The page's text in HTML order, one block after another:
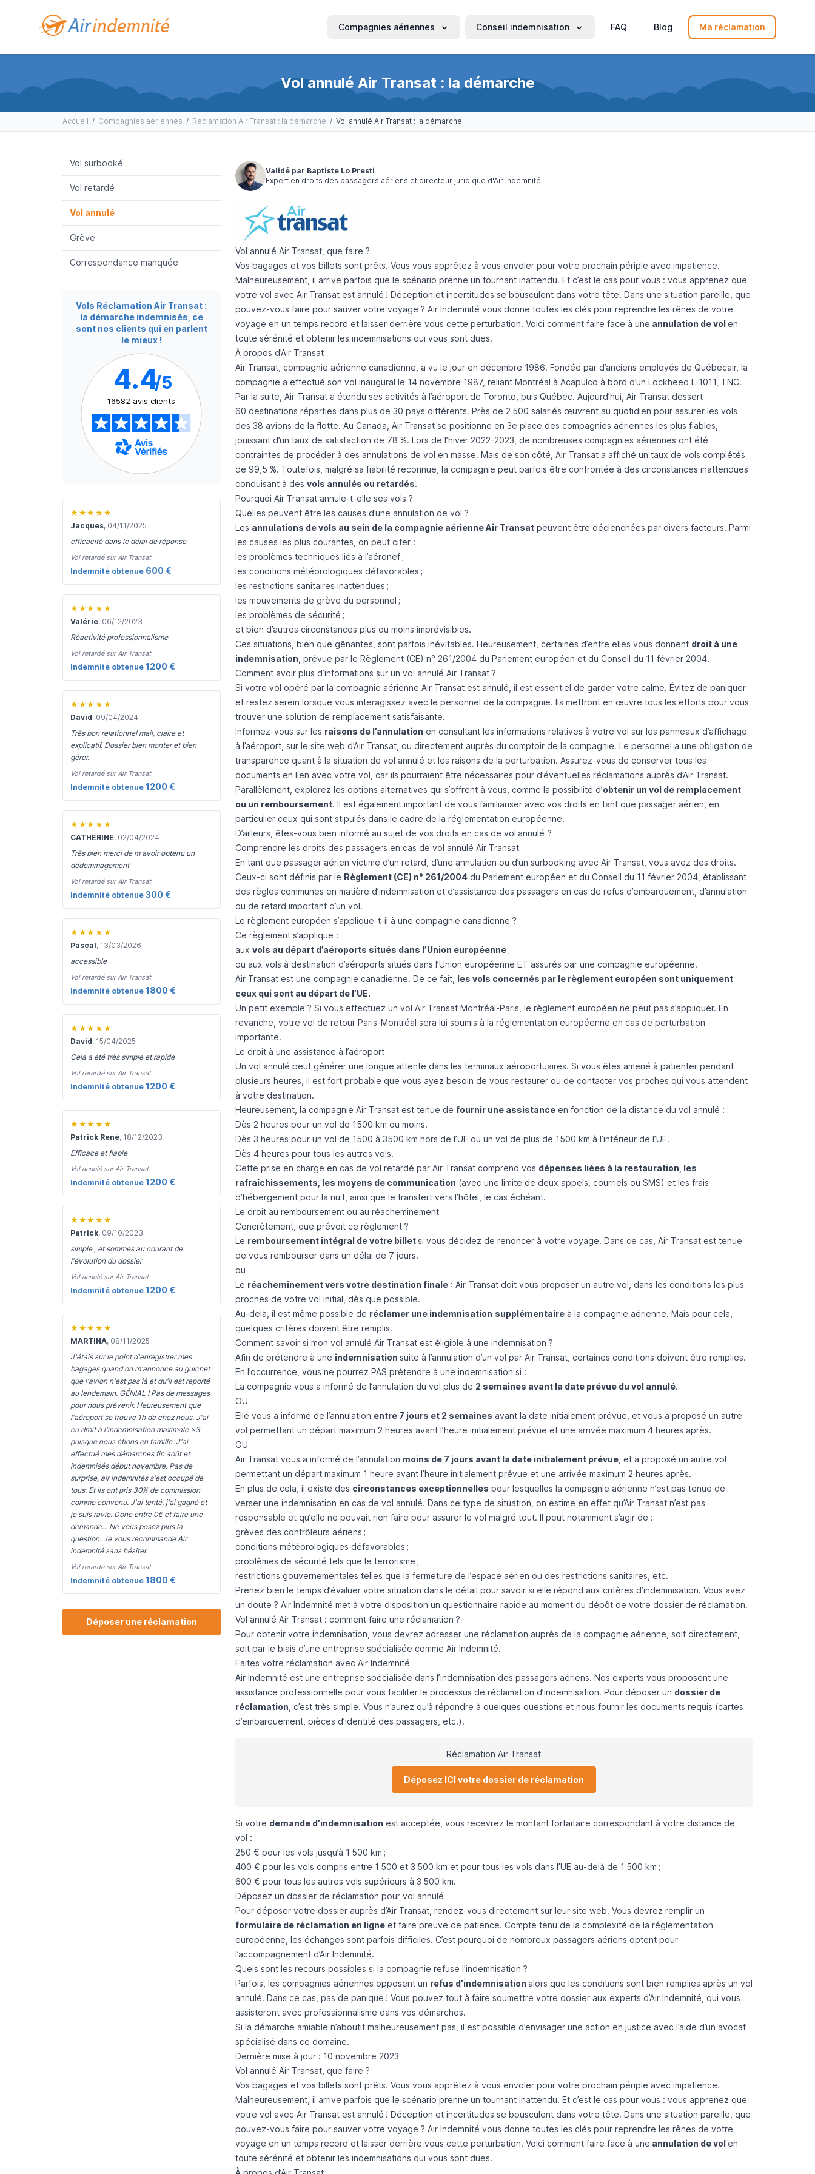
Compagnies aériennes Conseil indemnisation FAQ Blog Ma réclamation
Vol annulé Air Transat : la démarche
Accueil / Compagnies aériennes / Réclamation Air Transat : la démarche / Vol annulé Air Transat : la démarche
Vol surbooké
Vol retardé
Vol annulé
Grève
Correspondance manquée
Vols Réclamation Air Transat :
la démarche indemnisés, ce
sont nos clients qui en parlent
le mieux !
4.4/5
16582 avis clients
★★★★★
Jacques, 04/11/2025
efficacité dans le délai de réponse
Vol retardé sur Air Transat
Indemnité obtenue 600 €
★★★★★
Valérie, 06/12/2023
Réactivité professionnalisme
Vol retardé sur Air Transat
Indemnité obtenue 1200 €
★★★★★
David, 09/04/2024
Très bon relationnel mail, claire et
explicatif. Dossier bien monter et bien
gérer.
Vol retardé sur Air Transat
Indemnité obtenue 1200 €
★★★★★
CATHERINE, 02/04/2024
Très bien merci de m avoir obtenu un
dédommagement
Vol retardé sur Air Transat
Indemnité obtenue 300 €
★★★★★
Pascal, 13/03/2026
accessible
Vol retardé sur Air Transat
Indemnité obtenue 1800 €
★★★★★
David, 15/04/2025
Cela a été très simple et rapide
Vol retardé sur Air Transat
Indemnité obtenue 1200 €
★★★★★
Patrick René, 18/12/2023
Efficace et fiable
Vol annulé sur Air Transat
Indemnité obtenue 1200 €
★★★★★
Patrick, 09/10/2023
simple , et sommes au courant de
l'évolution du dossier
Vol annulé sur Air Transat
Indemnité obtenue 1200 €
★★★★★
MARTINA, 08/11/2025
J'étais sur le point d'enregistrer mes
bagages quand on m'annonce au guichet
que l'avion n'est pas là et qu'il est reporté
au lendemain. GÉNIAL ! Pas de messages
pour nous prévenir. Heureusement que
l'aéroport se trouve 1h de chez nous. J'ai
eu droit à l'indemnisation maximale ×3
puisque nous étions en famille. J'ai
effectué mes démarches fin août et
indemnisés début novembre. Pas de
surprise, air indemnités s'est occupé de
tous. Et ils ont pris 30% de commission
comme convenu. J'ai tenté, j'ai gagné et
je suis ravie. Donc entre 0€ et faire une
demande... Ne vous posez plus la
question. Je vous recommande Air
indemnité sans hésiter.
Vol retardé sur Air Transat
Indemnité obtenue 1800 €
Déposer une réclamation
Validé par Baptiste Lo Presti
Expert en droits des passagers aériens et directeur juridique d'Air Indemnité
Vol annulé Air Transat, que faire ?
Vos bagages et vos billets sont prêts. Vous vous apprêtez à vous envoler pour votre prochain périple avec impatience.
Malheureusement, il arrive parfois que le scénario prenne un tournant inattendu. Et c’est le cas pour vous : vous apprenez que
votre vol avec Air Transat est annulé ! Déception et incertitudes se bousculent dans votre tête. Dans une situation pareille, que
pouvez-vous faire pour sauver votre voyage ? Air Indemnité vous donne toutes les clés pour reprendre les rênes de votre
voyage en un temps record et laisser derrière vous cette perturbation. Voici comment faire face à une annulation de volen
toute sérénité et obtenir les indemnisations qui vous sont dues.
À propos d’Air Transat
Air Transat, compagnie aérienne canadienne, a vu le jour en décembre 1986. Fondée par d’anciens employés de Québecair, la
compagnie a effectué son vol inaugural le 14 novembre 1987, reliant Montréal à Acapulco à bord d’un Lockheed L-1011, TNC.
Par la suite, Air Transat a étendu ses activités à l’aéroport de Toronto, puis Québec. Aujourd’hui, Air Transat dessert
60 destinations réparties dans plus de 30 pays différents. Près de 2 500 salariés œuvrent au quotidien pour assurer les vols
des 38 avions de la flotte. Au Canada, Air Transat se positionne en 3e place des compagnies aériennes les plus fiables,
jouissant d’un taux de satisfaction de 78 %. Lors de l’hiver 2022-2023, de nombreuses compagnies aériennes ont été
contraintes de procéder à des annulations de vol en masse. Mais de son côté, Air Transat a affiché un taux de vols complétés
de 99,5 %. Toutefois, malgré sa fiabilité reconnue, la compagnie peut parfois être confrontée à des circonstances inattendues
conduisant à des vols annulés ou retardés.
Pourquoi Air Transat annule-t-elle ses vols ?
Quelles peuvent être les causes d’une annulation de vol ?
Les annulations de vols au sein de la compagnie aérienne Air Transatpeuvent être déclenchées par divers facteurs. Parmi
les causes les plus courantes, on peut citer :
les problèmes techniques liés à l’aéronef ;
les conditions météorologiques défavorables ;
les restrictions sanitaires inattendues ;
les mouvements de grève du personnel ;
les problèmes de sécurité ;
et bien d’autres circonstances plus ou moins imprévisibles.
Ces situations, bien que gênantes, sont parfois inévitables. Heureusement, certaines d’entre elles vous donnent droit à une
indemnisation , prévue par le Règlement (CE) n° 261/2004 du Parlement européen et du Conseil du 11 février 2004.
Comment avoir plus d’informations sur un vol annulé Air Transat ?
Si votre vol opéré par la compagnie aérienne Air Transat est annulé, il est essentiel de garder votre calme. Évitez de paniquer
et restez serein lorsque vous interagissez avec le personnel de la compagnie. Ils mettront en œuvre tous les efforts pour vous
trouver une solution de remplacement satisfaisante.
Informez-vous sur les raisons de l’annulation en consultant les informations relatives à votre vol sur les panneaux d’affichage
à l’aéroport, sur le site web d’Air Transat, ou directement auprès du comptoir de la compagnie. Le personnel a une obligation de
transparence quant à la situation de vol annulé et les raisons de la perturbation. Assurez-vous de conserver tous les
documents en lien avec votre vol, car ils pourraient être nécessaires pour d’éventuelles réclamations auprès d’Air Transat.
Parallèlement, explorez les options alternatives qui s’offrent à vous, comme la possibilité d’obtenir un vol de remplacement
ou un remboursement. Il est également important de vous familiariser avec vos droits en tant que passager aérien, en
particulier ceux qui sont stipulés dans le cadre de la réglementation européenne.
D’ailleurs, êtes-vous bien informé au sujet de vos droits en cas de vol annulé ?
Comprendre les droits des passagers en cas de vol annulé Air Transat
En tant que passager aérien victime d’un retard, d’une annulation ou d’un surbooking avec Air Transat, vous avez des droits.
Ceux-ci sont définis par le Règlement (CE) n° 261/2004du Parlement européen et du Conseil du 11 février 2004, établissant
des règles communes en matière d’indemnisation et d’assistance des passagers en cas de refus d’embarquement, d’annulation
ou de retard important d’un vol.
Le règlement européen s’applique-t-il à une compagnie canadienne ?
Ce règlement s’applique :
aux vols au départ d’aéroports situés dans l’Union européenne;
ou aux vols à destination d’aéroports situés dans l’Union européenne ET assurés par une compagnie européenne.
Air Transat est une compagnie canadienne. De ce fait, les vols concernés par le règlement européen sont uniquement
ceux qui sont au départ de l’UE.
Un petit exemple ? Si vous effectuez un vol Air Transat Montréal-Paris, le règlement européen ne peut pas s’appliquer. En
revanche, votre vol de retour Paris-Montréal sera lui soumis à la réglementation européenne en cas de perturbation
importante.
Le droit à une assistance à l’aéroport
Un vol annulé peut générer une longue attente dans les terminaux aéroportuaires. Si vous êtes amené à patienter pendant
plusieurs heures, il est fort probable que vous ayez besoin de vous restaurer ou de contacter vos proches qui vous attendent
à votre destination.
Heureusement, la compagnie Air Transat est tenue de fournir une assistanceen fonction de la distance du vol annulé :
Dès 2 heures pour un vol de 1500 km ou moins.
Dès 3 heures pour un vol de 1500 à 3500 km hors de l’UE ou un vol de plus de 1500 km à l’intérieur de l’UE.
Dès 4 heures pour tous les autres vols.
Cette prise en charge en cas de vol retardé par Air Transat comprend vos dépenses liées à la restauration, les
rafraîchissements, les moyens de communication (avec une limite de deux appels, courriels ou SMS) et les frais
d’hébergement pour la nuit, ainsi que le transfert vers l’hôtel, le cas échéant.
Le droit au remboursement ou au réacheminement
Concrètement, que prévoit ce règlement ?
Le remboursement intégral de votre billetsi vous décidez de renoncer à votre voyage. Dans ce cas, Air Transat est tenue
de vous rembourser dans un délai de 7 jours.
ou
Le réacheminement vers votre destination finale: Air Transat doit vous proposer un autre vol, dans les conditions les plus
proches de votre vol initial, dès que possible.
Au-delà, il est même possible de réclamer une indemnisation supplémentaireà la compagnie aérienne. Mais pour cela,
quelques critères doivent être remplis.
Comment savoir si mon vol annulé Air Transat est éligible à une indemnisation ?
Afin de prétendre à une indemnisation suite à l’annulation d’un vol par Air Transat, certaines conditions doivent être remplies.
En l’occurrence, vous ne pourrez PAS prétendre à une indemnisation si :
La compagnie vous a informé de l’annulation du vol plus de 2 semaines avant la date prévue du vol annulé.
OU
Elle vous a informé de l’annulation entre 7 jours et 2 semaines avant la date initialement prévue, et vous a proposé un autre
vol permettant un départ maximum 2 heures avant l’heure initialement prévue et une arrivée maximum 4 heures après.
OU
Air Transat vous a informé de l’annulation moins de 7 jours avant la date initialement prévue, et a proposé un autre vol
permettant un départ maximum 1 heure avant l’heure initialement prévue et une arrivée maximum 2 heures après.
En plus de cela, il existe des circonstances exceptionnelles pour lesquelles la compagnie aérienne n’est pas tenue de
verser une indemnisation en cas de vol annulé. Dans ce type de situation, on estime en effet qu’Air Transat n’est pas
responsable et qu’elle ne pouvait rien faire pour assurer le vol malgré tout. Il peut notamment s’agir de :
grèves des contrôleurs aériens ;
conditions météorologiques défavorables ;
problèmes de sécurité tels que le terrorisme ;
restrictions gouvernementales telles que la fermeture de l’espace aérien ou des restrictions sanitaires, etc.
Prenez bien le temps d’évaluer votre situation dans le détail pour savoir si elle répond aux critères d’indemnisation. Vous avez
un doute ? Air Indemnité met à votre disposition un questionnaire rapide au moment du dépôt de votre dossier de réclamation.
Vol annulé Air Transat : comment faire une réclamation ?
Pour obtenir votre indemnisation, vous devrez adresser une réclamation auprès de la compagnie aérienne, soit directement,
soit par le biais d’une entreprise spécialisée comme Air Indemnité.
Faites votre réclamation avec Air Indemnité
Air Indemnité est une entreprise spécialisée dans l’indemnisation des passagers aériens. Nos experts vous proposent une
assistance professionnelle pour vous faciliter le processus de réclamation d’indemnisation. Pour déposer un dossier de
réclamation , c’est très simple. Vous n’aurez qu’à répondre à quelques questions et nous fournir les documents requis (cartes
d’embarquement, pièces d’identité des passagers, etc.).
Réclamation Air Transat
Déposez ICI votre dossier de réclamation
Si votre demande d’indemnisation est acceptée, vous recevrez le montant forfaitaire correspondant à votre distance de
vol :
250 € pour les vols jusqu’à 1 500 km ;
400 € pour les vols compris entre 1 500 et 3 500 km et pour tous les vols dans l’UE au-delà de 1 500 km ;
600 € pour tous les autres vols supérieurs à 3 500 km.
Déposez un dossier de réclamation pour vol annulé
Pour déposer votre dossier auprès d’Air Transat, rendez-vous directement sur leur site web. Vous devrez remplir un
formulaire de réclamation en ligneet faire preuve de patience. Compte tenu de la complexité de la réglementation
européenne, les échanges sont parfois difficiles. C’est pourquoi de nombreux passagers aériens optent pour
l’accompagnement d’Air Indemnité.
Quels sont les recours possibles si la compagnie refuse l’indemnisation ?
Parfois, les compagnies aériennes opposent un refus d’indemnisation alors que les conditions sont bien remplies après un vol
annulé. Dans ce cas, pas de panique ! Vous pouvez tout à faire soumettre votre dossier aux experts d’Air Indemnité, qui vous
assisteront avec professionnalisme dans vos démarches.
Si la démarche amiable n’aboutit malheureusement pas, il est possible d’envisager une action en justice avec l’aide d’un avocat
spécialisé dans ce domaine.
Dernière mise à jour : 10 novembre 2023
Vol annulé Air Transat, que faire ?
Vos bagages et vos billets sont prêts. Vous vous apprêtez à vous envoler pour votre prochain périple avec impatience.
Malheureusement, il arrive parfois que le scénario prenne un tournant inattendu. Et c’est le cas pour vous : vous apprenez que
votre vol avec Air Transat est annulé ! Déception et incertitudes se bousculent dans votre tête. Dans une situation pareille, que
pouvez-vous faire pour sauver votre voyage ? Air Indemnité vous donne toutes les clés pour reprendre les rênes de votre
voyage en un temps record et laisser derrière vous cette perturbation. Voici comment faire face à une annulation de volen
toute sérénité et obtenir les indemnisations qui vous sont dues.